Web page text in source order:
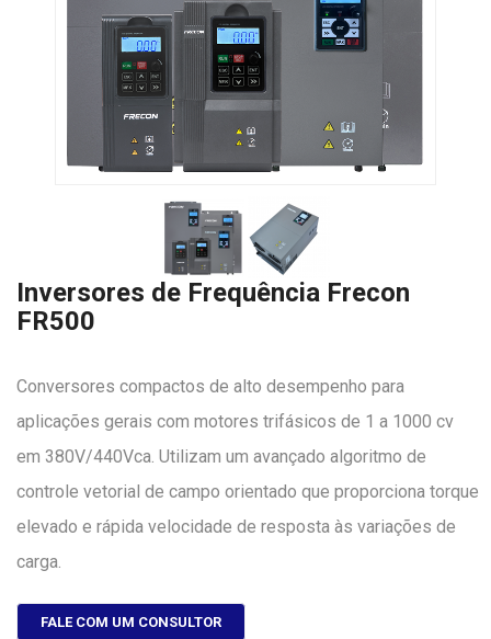
Inversores de Frequência Frecon
FR500
Conversores compactos de alto desempenho para
aplicações gerais com motores trifásicos de 1 a 1000 cv
em 380V/440Vca. Utilizam um avançado algoritmo de
controle vetorial de campo orientado que proporciona torque
elevado e rápida velocidade de resposta às variações de
carga.
FALE COM UM CONSULTOR